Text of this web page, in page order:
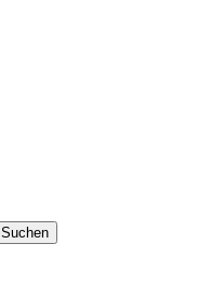
Suchen